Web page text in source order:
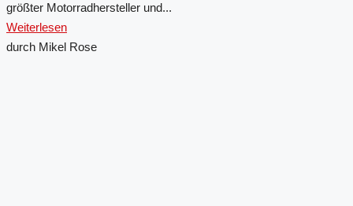
größter Motorradhersteller und...
Weiterlesen
durch Mikel Rose